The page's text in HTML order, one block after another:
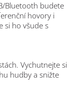
Bluetooth budete
hovory i
si ho všude s
Vychutnejte si
hudby a snižte